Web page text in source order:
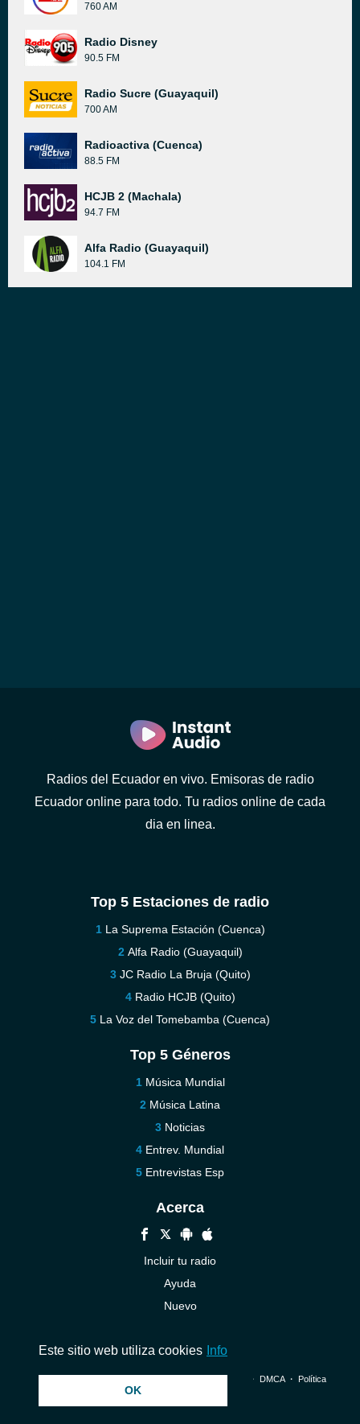
760 AM
Radio Disney
90.5 FM
Radio Sucre (Guayaquil)
700 AM
Radioactiva (Cuenca)
88.5 FM
HCJB 2 (Machala)
94.7 FM
Alfa Radio (Guayaquil)
104.1 FM
Radios del Ecuador en vivo. Emisoras de radio
Ecuador online para todo. Tu radios online de cada
dia en linea.
Top 5 Estaciones de radio
La Suprema Estación (Cuenca)
Alfa Radio (Guayaquil)
JC Radio La Bruja (Quito)
Radio HCJB (Quito)
La Voz del Tomebamba (Cuenca)
Top 5 Géneros
Música Mundial
Música Latina
Noticias
Entrev. Mundial
Entrevistas Esp
Acerca
Incluir tu radio
Ayuda
Nuevo
© 2026 InstantAudio. Reservados todos los derechos. ・ DMCA・ Política
Este sitio web utiliza cookies Info
OK